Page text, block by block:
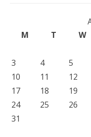
M
T W
3
4 5
10
11 12
17
18 19
24
25 26
31